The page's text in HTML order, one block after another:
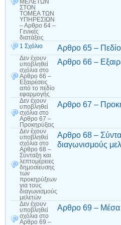
ΜΕΛΕΤΩΝ
ΣΤΟΝ
ΤΟΜΕΑ ΤΩΝ
ΥΠΗΡΕΣΙΩΝ
– Αρθρο 64 –
Γενικές
διατάξεις
1 Σχόλιο Αρθρο 65 –
Δεν έχουν
υποβληθεί
σχόλια στο
Αρθρο 66 –
Εξαιρέσεις
από το πεδίο
εφαρμογής
Αρθρο 66 –
Δεν έχουν
υποβληθεί
σχόλια στο
Αρθρο 67 –
Προκηρύξεις
Αρθρο 67 –
Δεν έχουν
υποβληθεί
σχόλια στο
Αρθρο 68 –
Σύνταξη και
λεπτομέρειες
δημοσίευσης
των
προκηρύξεων
για τους
διαγωνισμούς
μελετών
Αρθρο 68 –
διαγωνισμούς
Δεν έχουν
υποβληθεί
σχόλια στο
Αρθρο 69 –
Αρθρο 69 – Μέσα